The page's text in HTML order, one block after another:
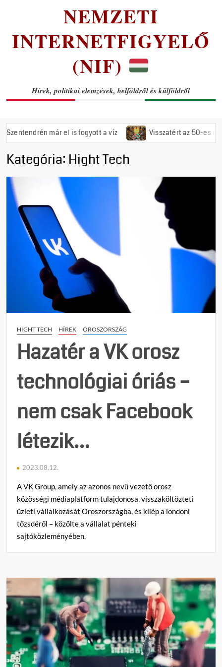
NEMZETI
INTERNETFIGYELŐ
(NIF)
Hírek, politikai elemzések, belföldről és külföldről
már el is fogyott a víz Visszatért az 50-es évek
Kategória: Hight Tech
HIGHT TECH HÍREK OROSZORSZÁG
Hazatér a VK orosz
technológiai óriás –
nem csak Facebook
létezik…
2023.08.12.
A VK Group, amely az azonos nevű vezető orosz
közösségi médiaplatform tulajdonosa, visszaköltözteti
üzleti vállalkozását Oroszországba, és kilép a londoni
tőzsdéről – közölte a vállalat pénteki
sajtóközleményében.
n
t
Hazatér
VK